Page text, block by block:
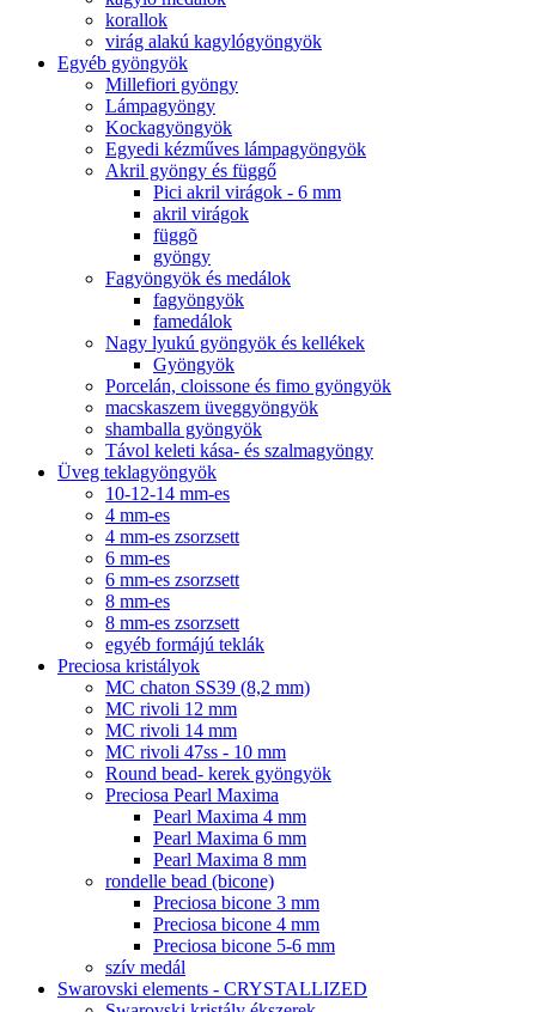
korallok
virág alakú kagylógyöngyök
Egyéb gyöngyök
Millefiori gyöngy
Lámpagyöngy
Kockagyöngyök
Egyedi kézműves lámpagyöngyök
Akril gyöngy és függő
Pici akril virágok - 6 mm
akril virágok
függõ
gyöngy
Fagyöngyök és medálok
fagyöngyök
famedálok
Nagy lyukú gyöngyök és kellékek
Gyöngyök
Porcelán, cloissone és fimo gyöngyök
macskaszem üveggyöngyök
shamballa gyöngyök
Távol keleti kása- és szalmagyöngy
Üveg teklagyöngyök
10-12-14 mm-es
4 mm-es
4 mm-es zsorzsett
6 mm-es
6 mm-es zsorzsett
8 mm-es
8 mm-es zsorzsett
egyéb formájú teklák
Preciosa kristályok
MC chaton SS39 (8,2 mm)
MC rivoli 12 mm
MC rivoli 14 mm
MC rivoli 47ss - 10 mm
Round bead- kerek gyöngyök
Preciosa Pearl Maxima
Pearl Maxima 4 mm
Pearl Maxima 6 mm
Pearl Maxima 8 mm
rondelle bead (bicone)
Preciosa bicone 3 mm
Preciosa bicone 4 mm
Preciosa bicone 5-6 mm
szív medál
Swarovski elements - CRYSTALLIZED